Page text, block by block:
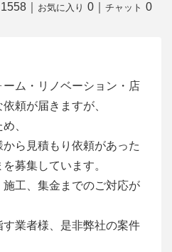
1558 お気に入り 0 チャット 0
ム・リノベーション・店
頼が届きますが、
、
ら見積もり依頼があった
募集しています。
工、集金までのご対応が
業者様、是非弊社の案件